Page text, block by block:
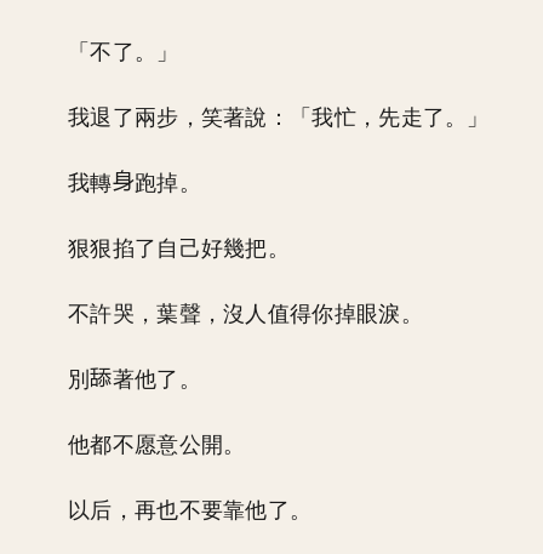
「不了。」
我退了兩步，笑著說：「我忙，先走了。」
我轉 跑掉。
狠狠掐了自己好幾把。
不許哭，葉聲，沒人值得你掉眼淚。
別 著他了。
他都不愿意公開。
以后，再也不要靠他了。